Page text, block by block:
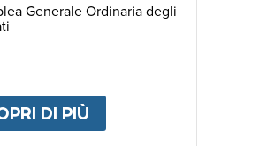
𝐚𝐥𝐥’𝐄𝐮𝐫𝐨𝐩𝐚
Generale Ordinaria degli
DI PIÙ